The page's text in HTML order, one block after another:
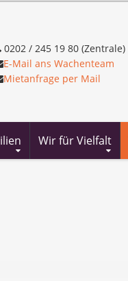
0202 / 245 19 80 (Zentrale)
E-Mail ans Wachenteam
Mietanfrage per Mail
Wir für Vielfalt